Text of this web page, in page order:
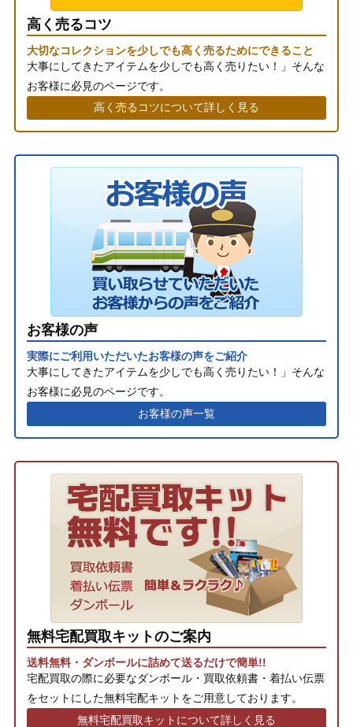
高く売るコツ
大切なコレクションを少しでも高く売るためにできること
大事にしてきたアイテムを少しでも高く売りたい！」そんな
お客様に必見のページです。
高く売るコツについて詳しく見る
お客様の声
実際にご利用いただいたお客様の声をご紹介
大事にしてきたアイテムを少しでも高く売りたい！」そんな
お客様に必見のページです。
お客様の声一覧
無料宅配買取キットのご案内
送料無料・ダンボールに詰めて送るだけで簡単!!
宅配買取の際に必要なダンボール・買取依頼書・着払い伝票
をセットにした無料宅配キットをご用意しております。
無料宅配買取キットについて詳しく見る